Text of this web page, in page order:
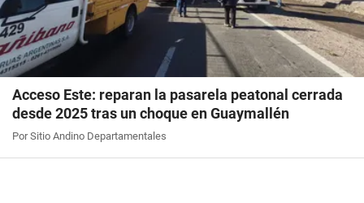
Acceso Este: reparan la pasarela peatonal cerrada
desde 2025 tras un choque en Guaymallén
Por Sitio Andino Departamentales